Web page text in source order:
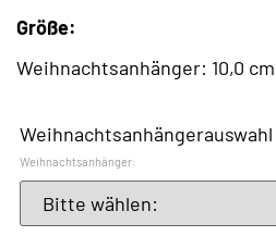
Größe:
Weihnachtsanhänger: 10,0 cm
Weihnachtsanhängerauswahl
Weihnachtsanhänger: